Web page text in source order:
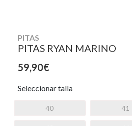
PITAS
PITAS RYAN MARINO
59,90€
Seleccionar talla
40 41